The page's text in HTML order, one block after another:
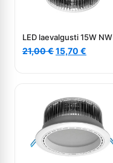
LED laevalgusti 15W NW
21,00€Algne
15,70 €